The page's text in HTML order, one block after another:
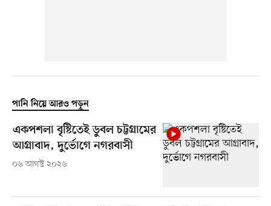
পানি নিয়ে আরও পড়ুন
একপশলা বৃষ্টিতেই ডুবল চট্টগ্রামের
আগ্রাবাদ, দুর্ভোগে নগরবাসী
০৬ আগস্ট ২০২৬